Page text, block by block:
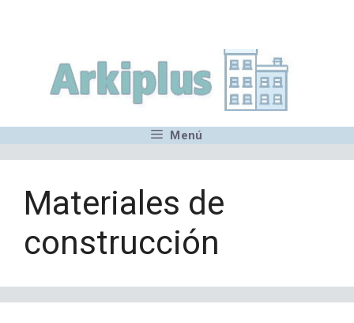
contenido
Menú
Materiales de
construcción